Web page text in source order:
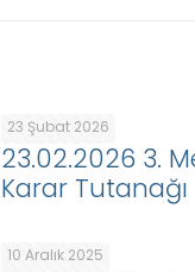
23 Şubat 2026
23.02.2026 3.
Karar Tutanağı
10 Aralık 2025